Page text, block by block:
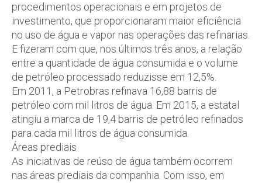
procedimentos operacionais e em projetos de
investimento, que proporcionaram maior eficiência
no uso de água e vapor nas operações das refinarias.
E fizeram com que, nos últimos três anos, a relação
entre a quantidade de água consumida e o volume
de petróleo processado reduzisse em 12,5%.
Em 2011, a Petrobras refinava 16,88 barris de
petróleo com mil litros de água. Em 2015, a estatal
atingiu a marca de 19,4 barris de petróleo refinados
para cada mil litros de água consumida.
Áreas prediais
As iniciativas de reúso de água também ocorrem
nas áreas prediais da companhia. Com isso, em